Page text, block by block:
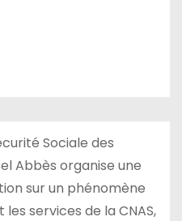
Sociale des
Abbès organise une
sur un phénomène
services de la CNAS,